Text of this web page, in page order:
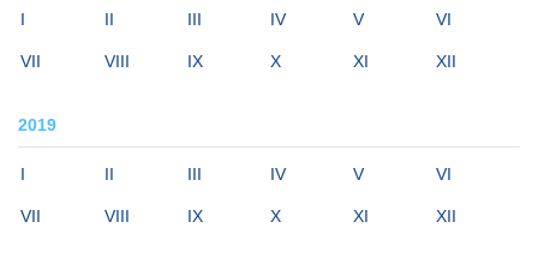
I II III IV V VI
VII VIII IX X XI XII
2019
I II III IV V VI
VII VIII IX X XI XII